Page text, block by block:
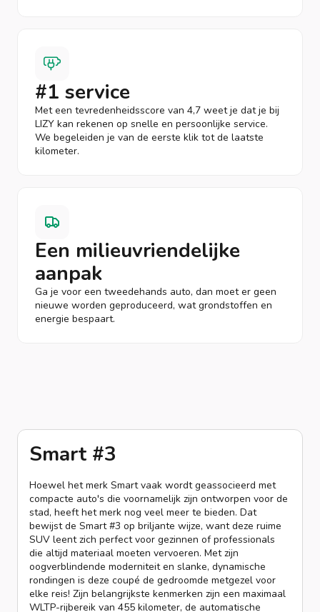
#1 service
Met een tevredenheidsscore van 4,7 weet je dat je bij
LIZY kan rekenen op snelle en persoonlijke service.
We begeleiden je van de eerste klik tot de laatste
kilometer.
Een milieuvriendelijke
aanpak
Ga je voor een tweedehands auto, dan moet er geen
nieuwe worden geproduceerd, wat grondstoffen en
energie bespaart.
Smart #3
Hoewel het merk Smart vaak wordt geassocieerd met
compacte auto's die voornamelijk zijn ontworpen voor de
stad, heeft het merk nog veel meer te bieden. Dat
bewijst de Smart #3 op briljante wijze, want deze ruime
SUV leent zich perfect voor gezinnen of professionals
die altijd materiaal moeten vervoeren. Met zijn
oogverblindende moderniteit en slanke, dynamische
rondingen is deze coupé de gedroomde metgezel voor
elke reis! Zijn belangrijkste kenmerken zijn een maximaal
WLTP-rijbereik van 455 kilometer, de automatische